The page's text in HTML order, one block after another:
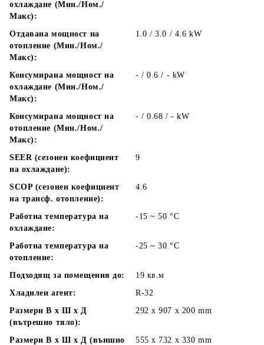
охлаждане (Мин./Ном./
Макс):
Отдавана мощност на
отопление (Мин./Ном./
Макс):
1.0 / 3.0 / 4.6 kW
Консумирана мощност на
охлаждане (Мин./Ном./
Макс):
- / 0.6 / - kW
Консумирана мощност на
отопление (Мин./Ном./
Макс):
- / 0.68 / -kW
SEER (сезонен коефициент
на охлаждане):
9
SCOP (сезонен коефициент
на трансф. отопление):
4.6
Работна температура на
охлаждане:
-15 ~ 50 °C
Работна температура на
отопление:
-25 ~ 30 °C
Подходящ за помещения до: 19 кв.м
Хладилен агент:
R-32
Размери В x Ш x Д
(вътрешно тяло):
292 x 907 x 200 mm
Размери В x Ш x Д (външно
555 x 732 x 330 mm